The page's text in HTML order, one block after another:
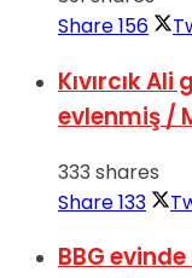
Share156
Kıvırcık Ali
evlenmiş /
333 shares
Share133
BBG